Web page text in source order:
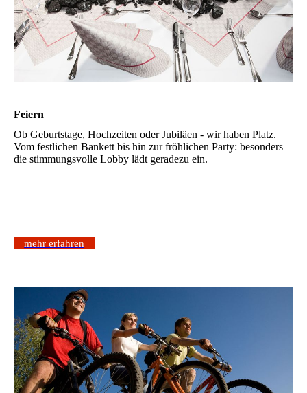
Feiern
Ob Geburtstage, Hochzeiten oder Jubiläen - wir haben Platz.
Vom festlichen Bankett bis hin zur fröhlichen Party: besonders
die stimmungsvolle Lobby lädt geradezu ein.
mehr erfahren